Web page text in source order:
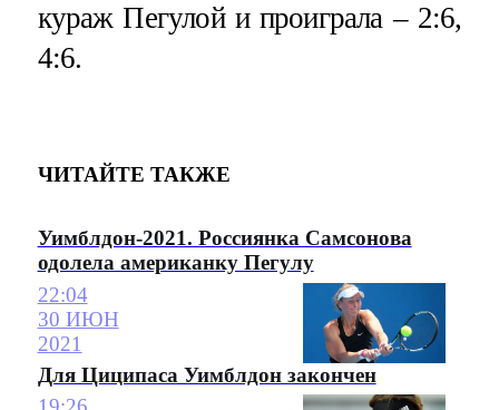
кураж Пегулой и проиграла – 2:6,
4:6.
ЧИТАЙТЕ ТАКЖЕ
Уимблдон-2021. Россиянка Самсонова
одолела американку Пегулу
22:04
30 ИЮН
2021
Для Циципаса Уимблдон закончен